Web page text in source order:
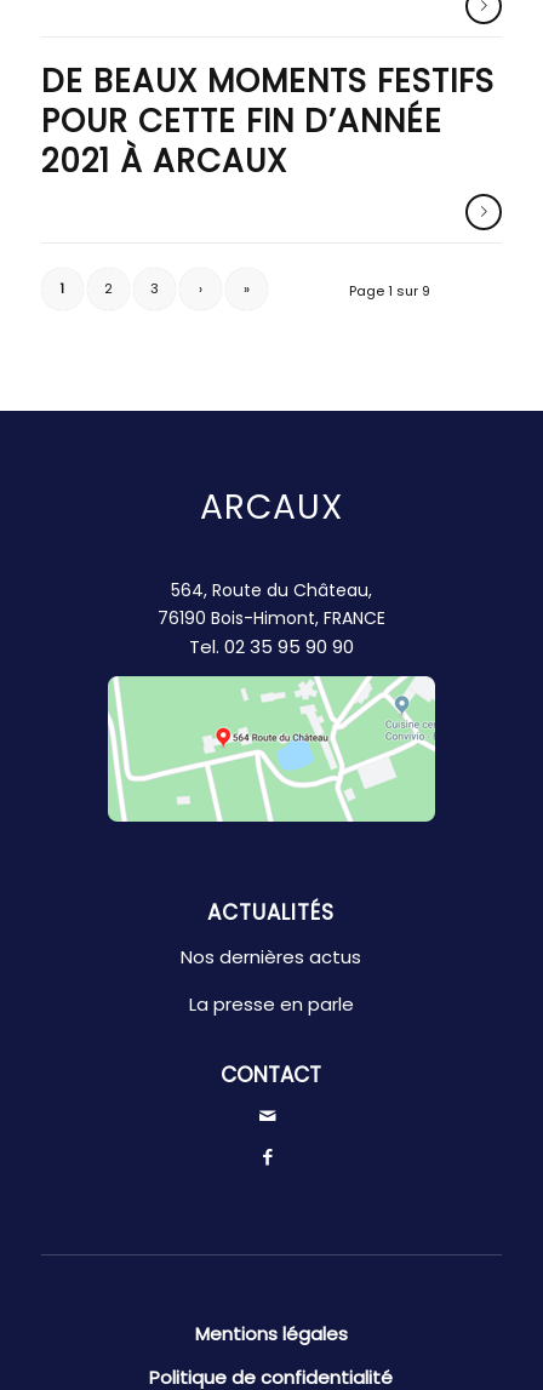
DE BEAUX MOMENTS FESTIFS
POUR CETTE FIN D’ANNÉE
2021 À ARCAUX
Page 1 sur 9
1 2 3 › »
ARCAUX
564, Route du Château,
76190 Bois-Himont, FRANCE
Tel. 02 35 95 90 90
ACTUALITÉS
Nos dernières actus
La presse en parle
CONTACT
Mentions légales
Politique de confidentialité